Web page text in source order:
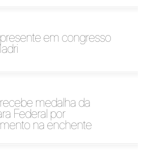
em congresso
medalha da
Federal por
na enchente